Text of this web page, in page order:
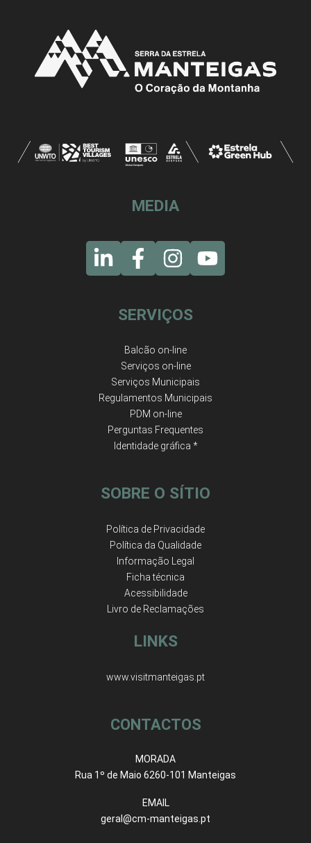
MEDIA
SERVIÇOS
Balcão on-line
Serviços on-line
Serviços Municipais
Regulamentos Municipais
PDM on-line
Perguntas Frequentes
Identidade gráfica *
SOBRE O SÍTIO
Política de Privacidade
Política da Qualidade
Informação Legal
Ficha técnica
Acessibilidade
Livro de Reclamações
LINKS
www.visitmanteigas.pt
CONTACTOS
MORADA
Rua 1º de Maio 6260-101 Manteigas
EMAIL
geral@cm-manteigas.pt